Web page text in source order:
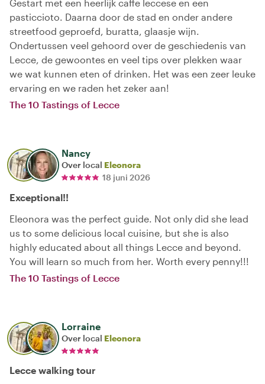
Gestart met een heerlijk caffe leccese en een
pasticcioto. Daarna door de stad en onder andere
streetfood geproefd, buratta, glaasje wijn.
Ondertussen veel gehoord over de geschiedenis van
Lecce, de gewoontes en veel tips over plekken waar
we wat kunnen eten of drinken. Het was een zeer leuke
ervaring en we raden het zeker aan!
The 10 Tastings of Lecce
Nancy
Over local Eleonora
18 juni 2026
Exceptional!!
Eleonora was the perfect guide. Not only did she lead
us to some delicious local cuisine, but she is also
highly educated about all things Lecce and beyond.
You will learn so much from her. Worth every penny!!!
The 10 Tastings of Lecce
Lorraine
Over local Eleonora
Lecce walking tour